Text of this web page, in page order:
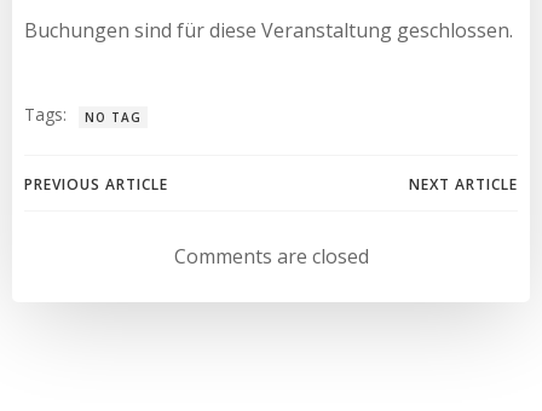
Buchungen sind für diese Veranstaltung geschlossen.
Tags: NO TAG
Beitragsnavigation
PREVIOUS ARTICLE NEXT ARTICLE
Comments are closed